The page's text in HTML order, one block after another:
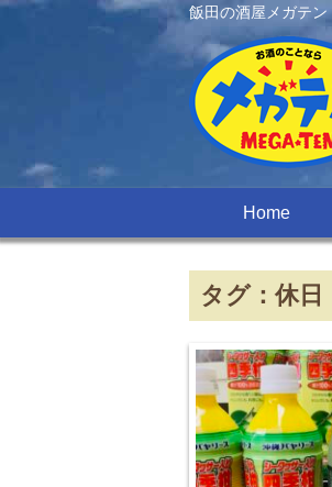
飯田の酒屋メガテ
Home
タグ：休日